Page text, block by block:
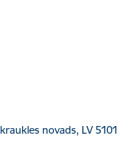
novads, LV 5101